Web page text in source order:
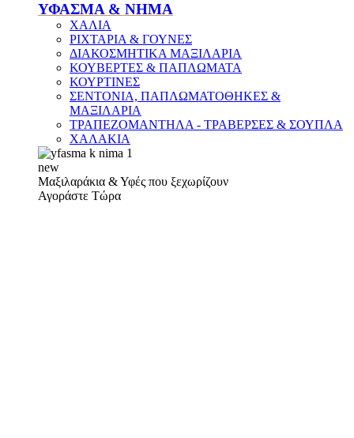
ΥΦΑΣΜΑ & ΝΗΜΑ
ΧΑΛΙΑ
ΡΙΧΤΑΡΙΑ & ΓΟΥΝΕΣ
ΔΙΑΚΟΣΜΗΤΙΚΑ ΜΑΞΙΛΑΡΙΑ
ΚΟΥΒΕΡΤΕΣ & ΠΑΠΛΩΜΑΤΑ
ΚΟΥΡΤΙΝΕΣ
ΣΕΝΤΟΝΙΑ, ΠΑΠΛΩΜΑΤΟΘΗΚΕΣ &
ΜΑΞΙΛΑΡΙΑ
ΤΡΑΠΕΖΟΜΑΝΤΗΛΑ - ΤΡΑΒΕΡΣΕΣ & ΣΟΥΠΛΑ
ΧΑΛΑΚΙΑ
new
Μαξιλαράκια & Υφές που ξεχωρίζουν
Αγοράστε Τώρα